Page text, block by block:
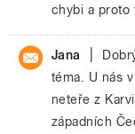
chybi a proto
Jana
téma. U nás
neteře z
západních